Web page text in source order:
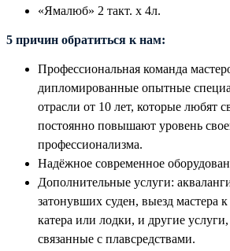
«Ямалюб» 2 такт. x 4л.
5 причин обратиться к нам:
Профессиональная команда
дипломированные опытные
отрасли от 10 лет, которые любят
постоянно повышают уровень
профессионализма.
Надёжное современное
Дополнительные услуги:
затонувших суден, выезд мастера
катера или лодки, и другие
связанные с плавсредствами.